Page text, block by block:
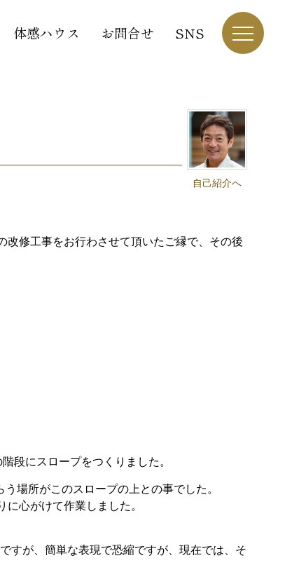
体感ハウス お問合せ SNS
自己紹介へ
修工事をお行わさせて頂いたご縁で、その後
段にスロープをつくりました。
場所がこのスロープの上との事でした。
心がけて作業しました。
すが、簡単な表現で恐縮ですが、現在では、そ